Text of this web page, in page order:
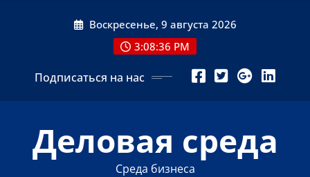
Воскресенье, 9 августа 2026
3:08:37 PM
Подписаться на нас
Деловая среда
Среда бизнеса